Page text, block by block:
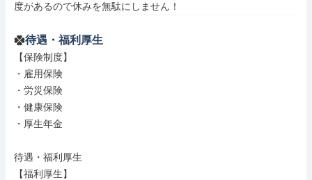
度があるので休みを無駄にしません！
待遇・福利厚生
【保険制度】
・雇用保険
・労災保険
・健康保険
・厚生年金
待遇・福利厚生
【福利厚生】